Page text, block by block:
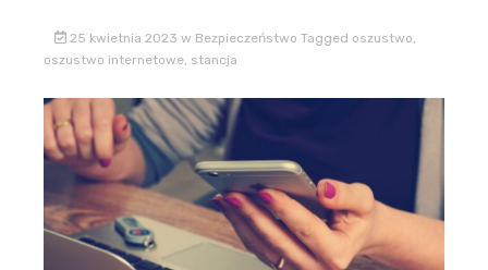
25 kwietnia 2023 w Bezpieczeństwo Tagged oszustwo,
oszustwo internetowe, stancja